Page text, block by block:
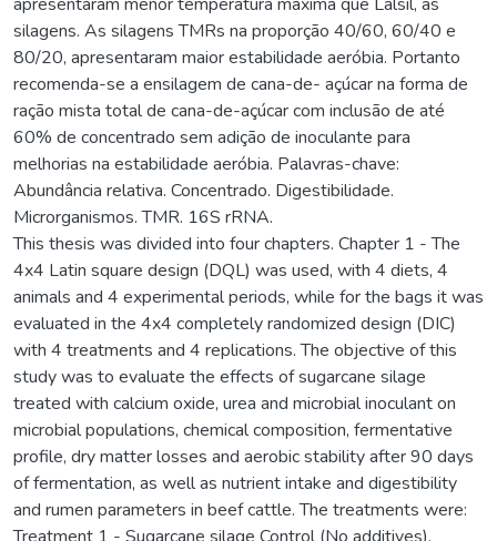
silagens. As silagens TMRs na proporção 40/60, 60/40 e
80/20, apresentaram maior estabilidade aeróbia. Portanto
recomenda-se a ensilagem de cana-de- açúcar na forma de
ração mista total de cana-de-açúcar com inclusão de até
60% de concentrado sem adição de inoculante para
melhorias na estabilidade aeróbia. Palavras-chave:
Abundância relativa. Concentrado. Digestibilidade.
Microrganismos. TMR. 16S rRNA.
This thesis was divided into four chapters. Chapter 1 - The
4x4 Latin square design (DQL) was used, with 4 diets, 4
animals and 4 experimental periods, while for the bags it was
evaluated in the 4x4 completely randomized design (DIC)
with 4 treatments and 4 replications. The objective of this
study was to evaluate the effects of sugarcane silage
treated with calcium oxide, urea and microbial inoculant on
microbial populations, chemical composition, fermentative
profile, dry matter losses and aerobic stability after 90 days
of fermentation, as well as nutrient intake and digestibility
and rumen parameters in beef cattle. The treatments were: